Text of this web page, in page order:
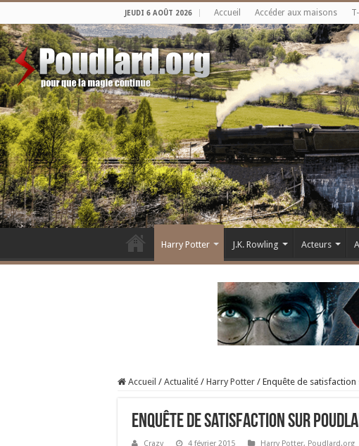
JEUDI 6 AOÛT 2026 Accueil Accéder aux maisons
Harry Potter J.K. Rowling Acteurs
Accueil / Actualité / Harry Potter / Enquête de
Enquête de satisfaction sur
Crazy 4 février 2015 Harry Potter, Poudlard.org